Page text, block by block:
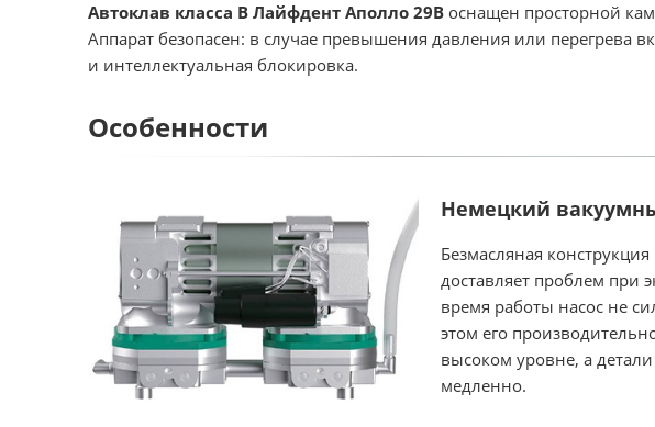
Автоклав класса B Лайфдент Аполло 29В оснащен просторной
Аппарат безопасен: в случае превышения давления или перегрева
и интеллектуальная блокировка.
Особенности
Немецкий
Безмасляная конструкция
доставляет проблем при
время работы насос не
этом его
высоком уровне, а
медленно.